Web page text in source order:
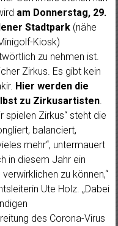
am Donnerstag, 29.
Stadtpark(nähe
Kiosk)
zu nehmen ist.
Zirkus. Es gibt kein
Hier werden die
zu Zirkusartisten.
spielen Zirkus“ steht die
balanciert,
mehr“, untermauert
in diesem Jahr ein
zu können,“
Ute Holz. „Dabei
des Corona-Virus